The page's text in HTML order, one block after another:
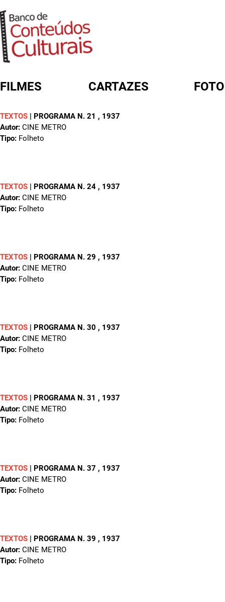
FILMES CARTAZES
TEXTOS | PROGRAMA N. 21 , 1937
Autor: CINE METRO
Tipo: Folheto
TEXTOS | PROGRAMA N. 24 , 1937
Autor: CINE METRO
Tipo: Folheto
TEXTOS | PROGRAMA N. 29 , 1937
Autor: CINE METRO
Tipo: Folheto
TEXTOS | PROGRAMA N. 30 , 1937
Autor: CINE METRO
Tipo: Folheto
TEXTOS | PROGRAMA N. 31 , 1937
Autor: CINE METRO
Tipo: Folheto
TEXTOS | PROGRAMA N. 37 , 1937
Autor: CINE METRO
Tipo: Folheto
TEXTOS | PROGRAMA N. 39 , 1937
Autor: CINE METRO
Tipo: Folheto
FORMULÁRIO DE BUSCA